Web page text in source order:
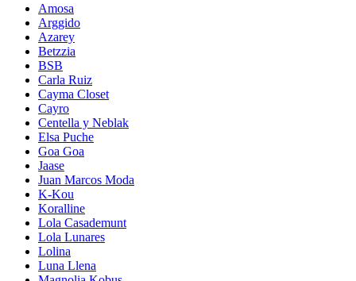
Amosa
Arggido
Azarey
Betzzia
BSB
Carla Ruiz
Cayma Closet
Cayro
Centella y Neblak
Elsa Puche
Goa Goa
Jaase
Juan Marcos Moda
K-Kou
Koralline
Lola Casademunt
Lola Lunares
Lolina
Luna Llena